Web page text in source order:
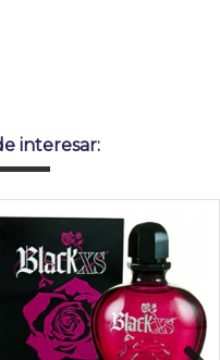
interesar: